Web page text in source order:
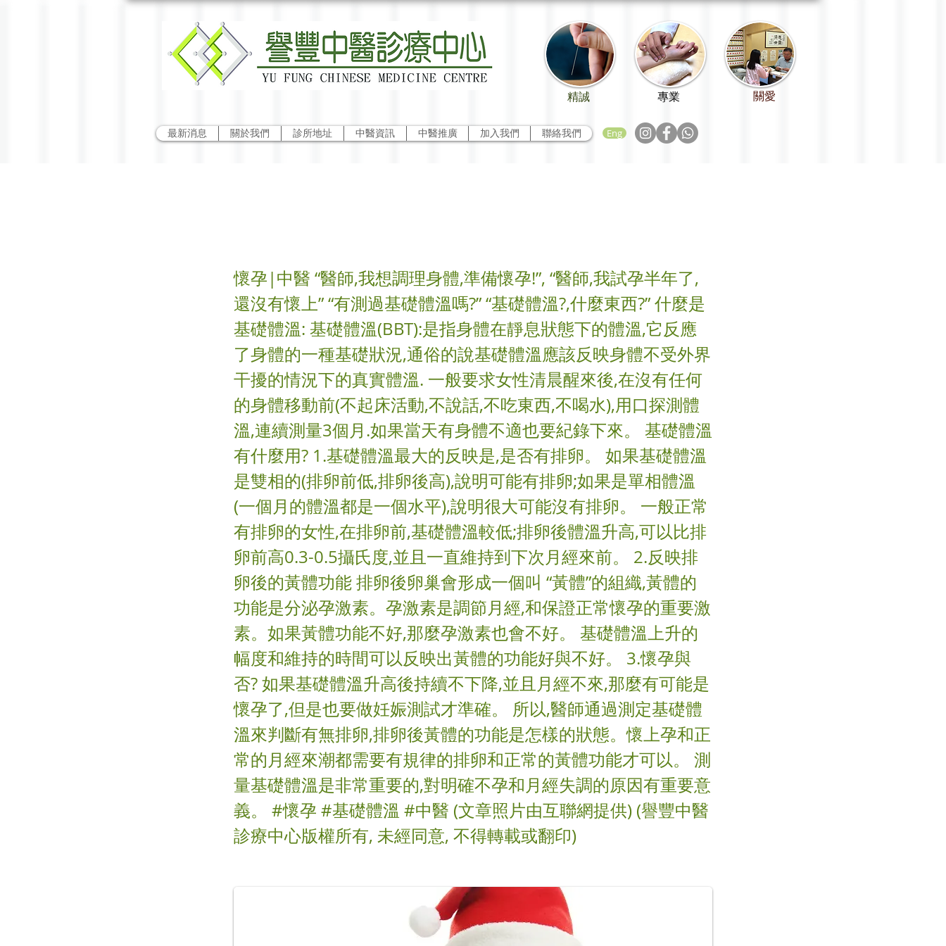
精誠
最新消息 關於我們 診所地址 中醫資訊 中醫推廣 加入我們 聯絡我們 Eng
專業 關愛
懷孕|中醫 “醫師,我想調理身體,準備懷孕!”, “醫師,我試孕半年了,
還沒有懷上” “有測過基礎體溫嗎?” “基礎體溫?,什麼東西?” 什麼是
基礎體溫: 基礎體溫(BBT):是指身體在靜息狀態下的體溫,它反應
了身體的一種基礎狀況,通俗的說基礎體溫應該反映身體不受外界
干擾的情況下的真實體溫. 一般要求女性清晨醒來後,在沒有任何
的身體移動前(不起床活動,不說話,不吃東西,不喝水),用口探測體
溫,連續測量3個月.如果當天有身體不適也要紀錄下來。 基礎體溫
有什麼用? 1.基礎體溫最大的反映是,是否有排卵。 如果基礎體溫
是雙相的(排卵前低,排卵後高),說明可能有排卵;如果是單相體溫
(一個月的體溫都是一個水平),說明很大可能沒有排卵。 一般正常
有排卵的女性,在排卵前,基礎體溫較低;排卵後體溫升高,可以比排
卵前高0.3-0.5攝氏度,並且一直維持到下次月經來前。 2.反映排
卵後的黃體功能 排卵後卵巢會形成一個叫 “黃體”的組織,黃體的
功能是分泌孕激素。孕激素是調節月經,和保證正常懷孕的重要激
素。如果黃體功能不好,那麼孕激素也會不好。 基礎體溫上升的
幅度和維持的時間可以反映出黃體的功能好與不好。 3.懷孕與
否? 如果基礎體溫升高後持續不下降,並且月經不來,那麼有可能是
懷孕了,但是也要做妊娠測試才準確。 所以,醫師通過測定基礎體
溫來判斷有無排卵,排卵後黃體的功能是怎樣的狀態。懷上孕和正
常的月經來潮都需要有規律的排卵和正常的黃體功能才可以。 測
量基礎體溫是非常重要的,對明確不孕和月經失調的原因有重要意
義。 #懷孕 #基礎體溫 #中醫 (文章照片由互聯網提供) (譽豐中醫
診療中心版權所有, 未經同意, 不得轉載或翻印)